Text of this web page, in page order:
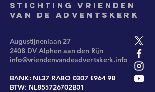
Stichting Vrienden
van de Adventskerk
Augustijnenlaan 27
2408 DV Alphen aan den Rijn
info@vriendenvandeadventskerk.info
BANK: NL37 RABO 0307 8964 98
BTW: NL855726702B01